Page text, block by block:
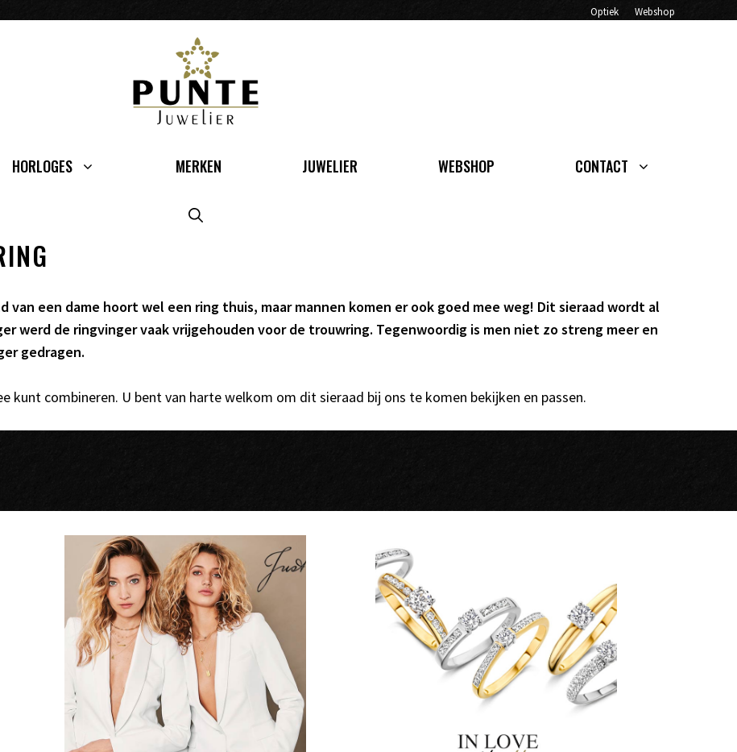
Optiek Webshop
HORLOGES MERKEN JUWELIER WEBSHOP CONTACT
van een dame hoort wel een ring thuis, maar mannen komen er ook goed mee weg! Dit sieraad wordt al
werd de ringvinger vaak vrijgehouden voor de trouwring. Tegenwoordig is men niet zo streng meer en
gedragen.
kunt combineren. U bent van harte welkom om dit sieraad bij ons te komen bekijken en passen.